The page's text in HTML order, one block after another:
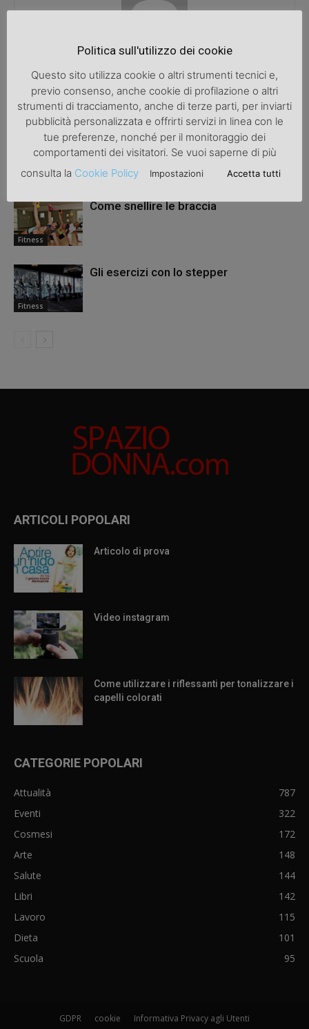
ARTICOLI CORRELATI ALTRO DALL'AUTORE
Fitness
Esercizio Fisico Domestico: la nuova
normalità nel post Covid 19
Fitness
Come snellire le braccia
Fitness
Gli esercizi con lo stepper
ARTICOLI POPOLARI
Articolo di prova
Video instagram
Come utilizzare i riflessanti per tonalizzare i
capelli colorati
CATEGORIE POPOLARI
Attualità
787
Eventi
322
Cosmesi
172
Arte
148
Salute
144
Libri
142
Lavoro
115
Dieta
101
Scuola
95
GDPR cookie Informativa Privacy agli Utenti
Politica sull'utilizzo dei cookie
Questo sito utilizza cookie o altri strumenti tecnici e,
previo consenso, anche cookie di profilazione o altri
strumenti di tracciamento, anche di terze parti, per inviarti
pubblicità personalizzata e offrirti servizi in linea con le
tue preferenze, nonché per il monitoraggio dei
comportamenti dei visitatori. Se vuoi saperne di più
consulta la Cookie Policy Impostazioni Accetta tutti